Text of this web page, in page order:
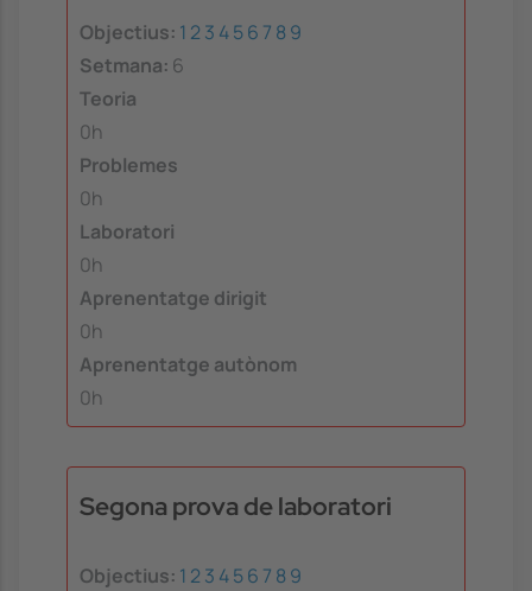
Objectius: 1 23 456 7 8 9
Setmana: 6
Teoria
0h
Problemes
0h
Laboratori
0h
Aprenentatge dirigit
0h
Aprenentatge autònom
0h
Segona prova de laboratori
Objectius: 1 23 456 7 8 9